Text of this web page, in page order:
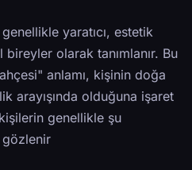
genellikle yaratıcı, estetik
olarak tanımlanır. Bu
anlamı, kişinin doğa
arayışında olduğuna işaret
genellikle şu
gözlenir